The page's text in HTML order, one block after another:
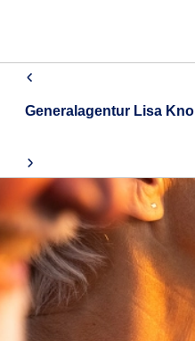
Generalagentur Lisa Knoll